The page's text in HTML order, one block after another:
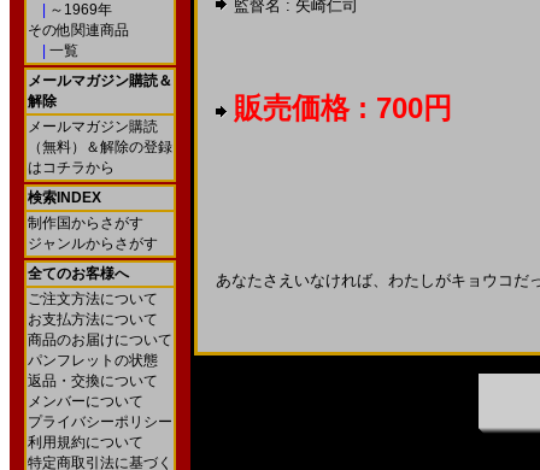
～1969年
その他関連商品
一覧
メールマガジン購読＆
解除
メールマガジン購読
（無料）＆解除の登録
はコチラから
検索INDEX
制作国からさがす
ジャンルからさがす
全てのお客様へ
ご注文方法について
お支払方法について
商品のお届けについて
パンフレットの状態
返品・交換について
メンバーについて
プライバシーポリシー
利用規約について
特定商取引法に基づく
監督名 : 矢崎仁司
販売価格 : 700円
あなたさえいなければ、わたしがキョウコ